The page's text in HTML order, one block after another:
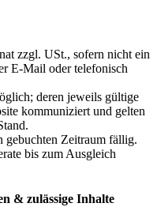
zzgl. USt., sofern nicht ein
E-Mail oder telefonisch
deren jeweils gültige
kommuniziert und gelten
gebuchten Zeitraum fällig.
bis zum Ausgleich
& zulässige Inhalte